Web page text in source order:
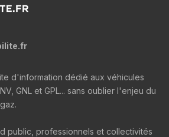
d'information dédié aux véhicules
GNL et GPL... sans oublier l'enjeu du
public, professionnels et collectivités